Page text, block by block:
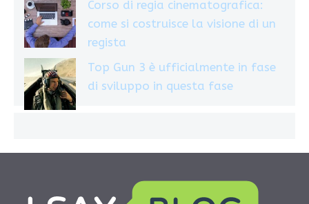
Corso di regia cinematografica:
come si costruisce la visione di un
regista
Top Gun 3 è ufficialmente in fase
di sviluppo in questa fase